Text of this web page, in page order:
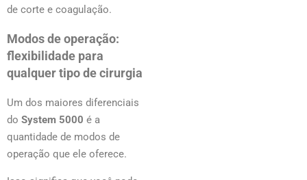
de corte e coagulação.
Modos de operação:
flexibilidade para
qualquer tipo de cirurgia
Um dos maiores diferenciais
do System 5000 é a
quantidade de modos de
operação que ele oferece.